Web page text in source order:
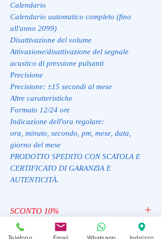
Calendario
Calendario automatico completo (fino
all'anno 2099)
Disattivazione del volume
Attivazione/disattivazione del segnale
acustico di pressione pulsanti
Precisione
Precisione: ±15 secondi al mese
Altre caratteristiche
Formato 12/24 ore
Indicazione dell'ora regolare:
ora, minuto, secondo, pm, mese, data,
giorno del mese
PRODOTTO SPEDITO CON SCATOLA E
CERTIFICATO DI GARANZIA E
AUTENTICITÀ.
SCONTO 10%
TIME10
Telefono Email Whatsapp Indirizzo